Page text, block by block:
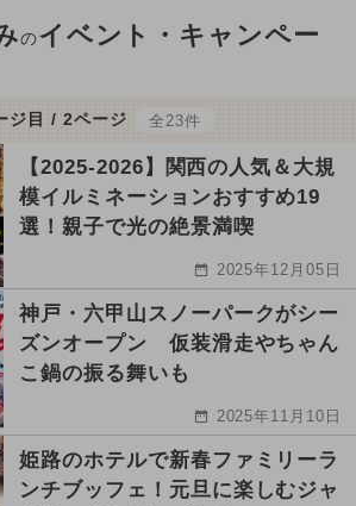
のイベント・キャンペー
ジ目 / 2ページ 全23件
【2025-2026】関西の人気＆大規
模イルミネーションおすすめ19
選！親子で光の絶景満喫
2025年12月05日
神戸・六甲山スノーパークがシー
ズンオープン 仮装滑走やちゃん
こ鍋の振る舞いも
2025年11月10日
姫路のホテルで新春ファミリーラ
ンチブッフェ！元旦に楽しむジャ